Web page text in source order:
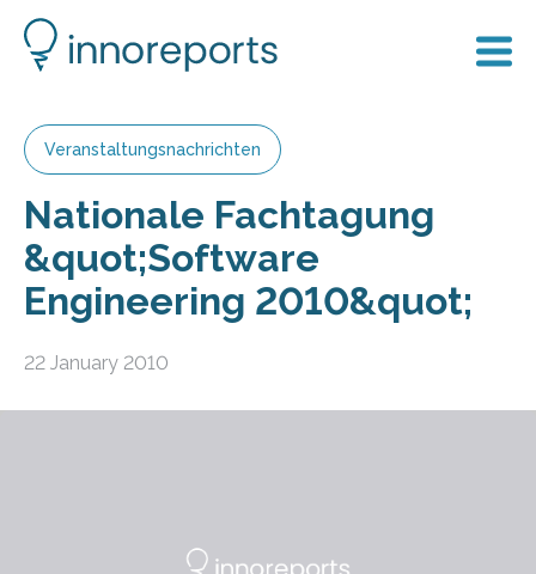
Veranstaltungsnachrichten
Nationale Fachtagung
&quot;Software
Engineering 2010&quot;
22 January 2010